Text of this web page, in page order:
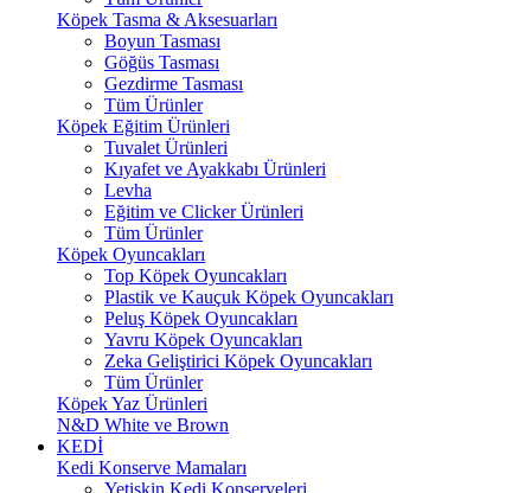
Köpek Tasma & Aksesuarları
Boyun Tasması
Göğüs Tasması
Gezdirme Tasması
Tüm Ürünler
Köpek Eğitim Ürünleri
Tuvalet Ürünleri
Kıyafet ve Ayakkabı Ürünleri
Levha
Eğitim ve Clicker Ürünleri
Tüm Ürünler
Köpek Oyuncakları
Top Köpek Oyuncakları
Plastik ve Kauçuk Köpek Oyuncakları
Peluş Köpek Oyuncakları
Yavru Köpek Oyuncakları
Zeka Geliştirici Köpek Oyuncakları
Tüm Ürünler
Köpek Yaz Ürünleri
N&D White ve Brown
KEDİ
Kedi Konserve Mamaları
Yetişkin Kedi Konserveleri